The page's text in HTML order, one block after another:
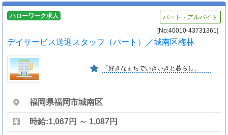
ハローワーク求人
パート・アルバイト
[No:40010-43731361]
デイサービス送迎スタッフ（パート）／城南区梅林
福岡県福岡市城南区
時給:1,067円 ～ 1,087円